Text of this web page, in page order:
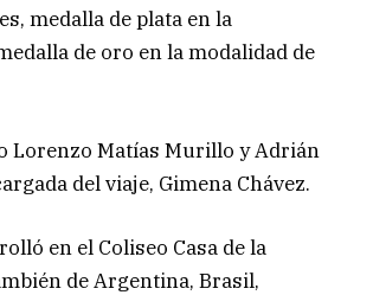
medalla de plata en la
de oro en la modalidad de
Lorenzo Matías Murillo y Adrián
del viaje, Gimena Chávez.
en el Coliseo Casa de la
de Argentina, Brasil,